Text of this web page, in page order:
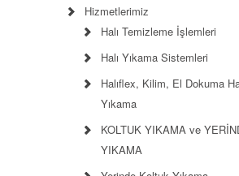
Hizmetlerimiz
Halı Temizleme İşlemleri
Halı Yıkama Sistemleri
Halıflex, Kilim, El Dokuma
Yıkama
KOLTUK YIKAMA ve
YIKAMA